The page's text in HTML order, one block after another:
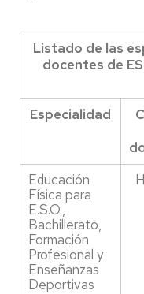
Listado de las
docentes de
Especialidad
Educación
Física para
E.S.O.,
Bachillerato,
Formación
Profesional y
Enseñanzas
Deportivas